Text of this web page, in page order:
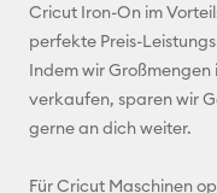
Cricut Iron-On im
perfekte Preis-
Indem wir
verkaufen, sparen wir
gerne an dich weiter.
Für Cricut Maschinen